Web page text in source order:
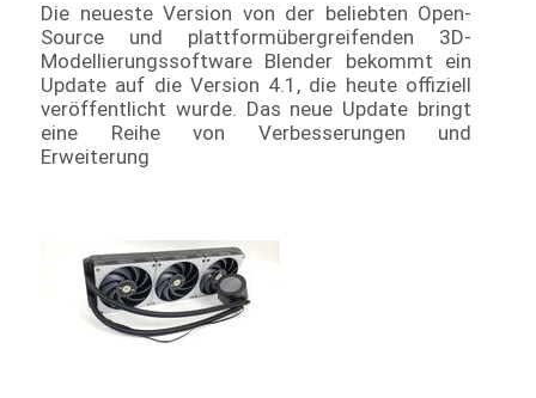
Die neueste Version von der beliebten Open-
Source und plattformübergreifenden 3D-
Modellierungssoftware Blender bekommt ein
Update auf die Version 4.1, die heute offiziell
veröffentlicht wurde. Das neue Update bringt
eine Reihe von Verbesserungen und
Erweiterung